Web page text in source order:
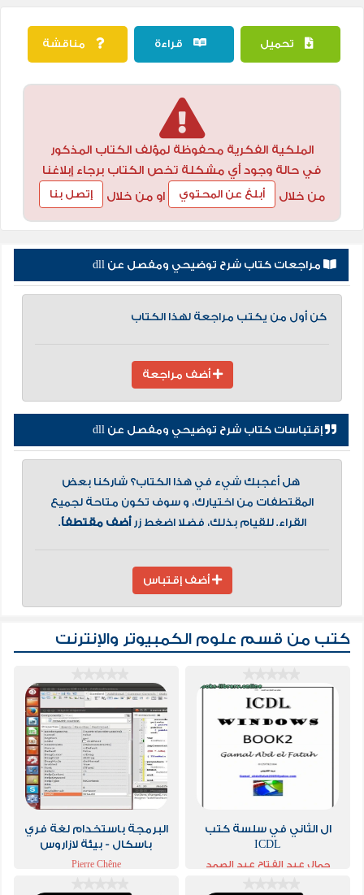
تحميل قراءة مناقشة
الملكية الفكرية محفوظة لمؤلف الكتاب المذكور
في حالة وجود أي مشكلة تخص الكتاب برجاء إبلاغنا
من خلال
أبلغ عن المحتوي او من خلال إتصل بنا
مراجعات كتاب شرح توضيحي ومفصل عن dll
كن أول من يكتب مراجعة لهذا الكتاب
أضف مراجعة
إقتباسات كتاب شرح توضيحي ومفصل عن dll
هل أعجبك شيء في هذا الكتاب؟ شاركنا بعض
المقتطفات من اختيارك، و سوف تكون متاحة لجميع
القراء. للقيام بذلك، فضلا اضغط زرأضف مقتطفاً.
أضف إقتباس
كتب من قسم علوم الكمبيوتر والإنترنت
ال الثاني في سلسة كتب
ICDL
جمال عبد الفتاح عبد الصمد
البرمجة باستخدام لغة فري
باسكال - بيئة لازاروس
Pierre Chêne